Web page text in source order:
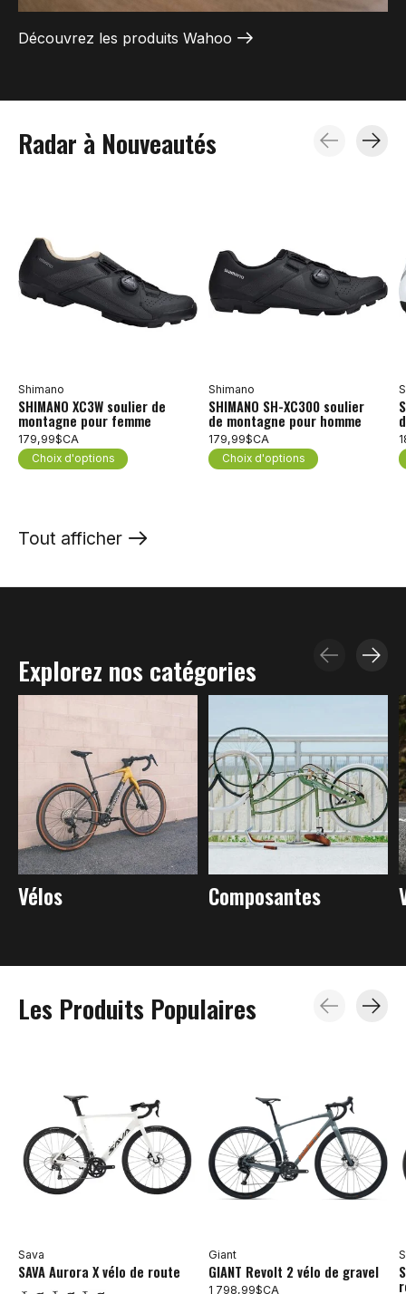
Découvrez les produits Wahoo
Radar à Nouveautés
Shimano
SHIMANO XC3W soulier de
montagne pour femme
179,99$CA
Choix d'options
Shimano
SHIMANO SH-XC300 soulier
de montagne pour homme
179,99$CA
Choix d'options
Tout afficher
products
Explorez nos catégories
Carousel items
Vélos Composantes
Les Produits Populaires
Sava
SAVA Aurora X vélo de route
Giant
GIANT Revolt 2 vélo de gravel
1 798,99$CA